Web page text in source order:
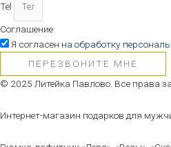
Tel
Соглашение
Я согласен на обработку
ПЕРЕЗВОНИТЕ МНЕ
© 2025 Литейка Павлово. Все права
Интернет-магазин подарков для